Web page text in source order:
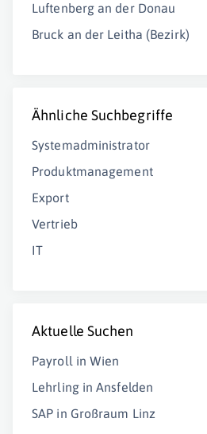
Luftenberg an der Donau
Bruck an der Leitha (Bezirk)
Ähnliche Suchbegriffe
Systemadministrator
Produktmanagement
Export
Vertrieb
IT
Aktuelle Suchen
Payroll in Wien
Lehrling in Ansfelden
SAP in Großraum Linz